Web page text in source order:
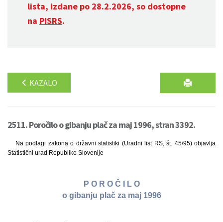
lista, izdane po 28.2.2026, so dostopne
na PISRS.
KAZALO
2511. Poročilo o gibanju plač za maj 1996, stran 3392.
Na podlagi zakona o državni statistiki (Uradni list RS, št. 45/95) objavlja
Statistični urad Republike Slovenije
P O R O Č I L O
o gibanju plač za maj 1996